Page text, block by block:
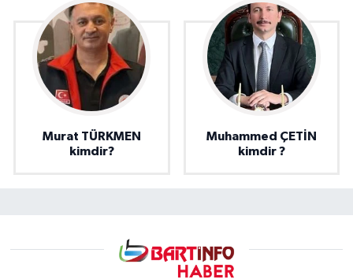
Murat TÜRKMEN
kimdir?
Muhammed ÇETİN
kimdir ?